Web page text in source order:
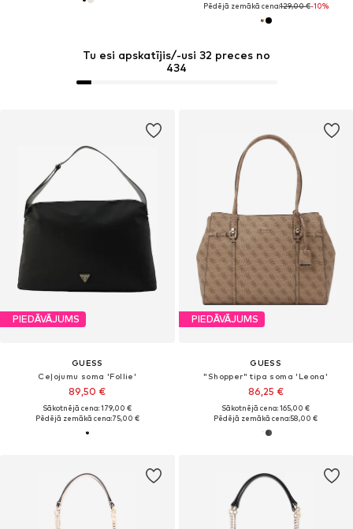
Pēdējā zemākā cena:129,00 €-10%
Tu esi apskatījis/-usi 32 preces no
434
PIEDĀVĀJUMS
GUESS
Ceļojumu soma 'Follie'
89,50 €
Sākotnējā cena: 179,00 €
Pēdējā zemākā cena:75,00 €
PIEDĀVĀJUMS
GUESS
"Shopper" tipa soma 'Leona'
86,25 €
Sākotnējā cena: 165,00 €
Pēdējā zemākā cena:58,00 €